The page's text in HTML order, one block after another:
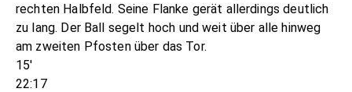
rechten Halbfeld. Seine Flanke gerät allerdings deutlich
zu lang. Der Ball segelt hoch und weit über alle hinweg
am zweiten Pfosten über das Tor.
15'
22:17